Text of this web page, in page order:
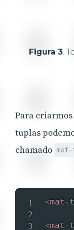
Figura 3 .
Para
tuplas
chamado
<mat-
<mat-